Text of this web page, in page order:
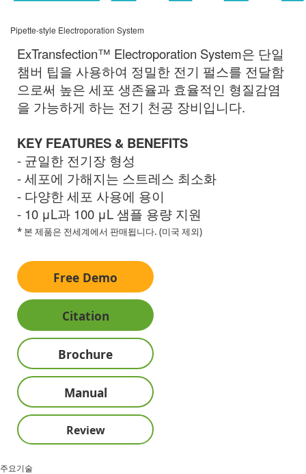
Pipette-style Electroporation System
ExTransfection™ Electroporation System은 단일
챔버 팁을 사용하여 정밀한 전기 펄스를 전달함
으로써 높은 세포 생존율과 효율적인 형질감염
을 가능하게 하는 전기 천공 장비입니다.
KEY FEATURES & BENEFITS
- 균일한 전기장 형성
- 세포에 가해지는 스트레스 최소화
- 다양한 세포 사용에 용이
- 10 μL과 100 μL 샘플 용량 지원
* 본 제품은 전세계에서 판매됩니다. (미국 제외)
Free Demo
Citation
Brochure
Manual
Review
주요기술